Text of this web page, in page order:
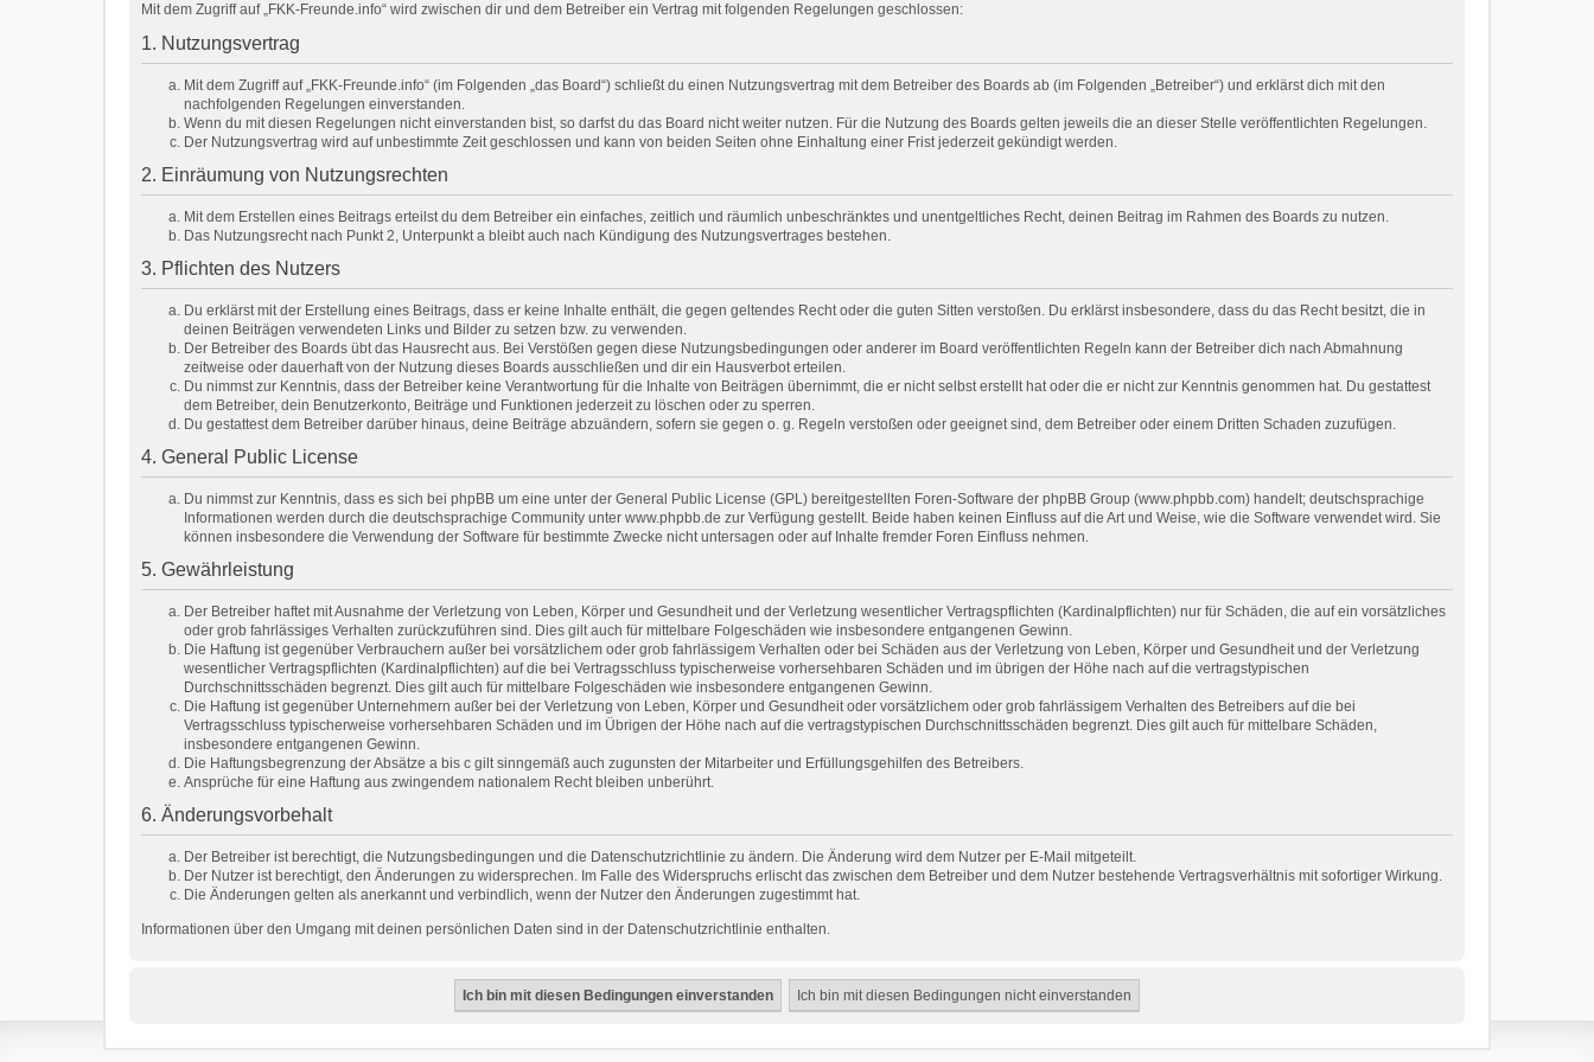
Mit dem Zugriff auf „FKK-Freunde.info“ wird zwischen dir und dem Betreiber ein Vertrag mit folgenden Regelungen geschlossen:
1. Nutzungsvertrag
Mit dem Zugriff auf „FKK-Freunde.info“ (im Folgenden „das Board“) schließt du einen Nutzungsvertrag mit dem Betreiber des Boards ab (im Folgenden „Betreiber“) und erklärst dich mit den
nachfolgenden Regelungen einverstanden.
Wenn du mit diesen Regelungen nicht einverstanden bist, so darfst du das Board nicht weiter nutzen. Für die Nutzung des Boards gelten jeweils die an dieser Stelle veröffentlichten Regelungen.
Der Nutzungsvertrag wird auf unbestimmte Zeit geschlossen und kann von beiden Seiten ohne Einhaltung einer Frist jederzeit gekündigt werden.
2. Einräumung von Nutzungsrechten
Mit dem Erstellen eines Beitrags erteilst du dem Betreiber ein einfaches, zeitlich und räumlich unbeschränktes und unentgeltliches Recht, deinen Beitrag im Rahmen des Boards zu nutzen.
Das Nutzungsrecht nach Punkt 2, Unterpunkt a bleibt auch nach Kündigung des Nutzungsvertrages bestehen.
3. Pflichten des Nutzers
Du erklärst mit der Erstellung eines Beitrags, dass er keine Inhalte enthält, die gegen geltendes Recht oder die guten Sitten verstoßen. Du erklärst insbesondere, dass du das Recht besitzt, die in
deinen Beiträgen verwendeten Links und Bilder zu setzen bzw. zu verwenden.
Der Betreiber des Boards übt das Hausrecht aus. Bei Verstößen gegen diese Nutzungsbedingungen oder anderer im Board veröffentlichten Regeln kann der Betreiber dich nach Abmahnung
zeitweise oder dauerhaft von der Nutzung dieses Boards ausschließen und dir ein Hausverbot erteilen.
Du nimmst zur Kenntnis, dass der Betreiber keine Verantwortung für die Inhalte von Beiträgen übernimmt, die er nicht selbst erstellt hat oder die er nicht zur Kenntnis genommen hat. Du gestattest
dem Betreiber, dein Benutzerkonto, Beiträge und Funktionen jederzeit zu löschen oder zu sperren.
Du gestattest dem Betreiber darüber hinaus, deine Beiträge abzuändern, sofern sie gegen o. g. Regeln verstoßen oder geeignet sind, dem Betreiber oder einem Dritten Schaden zuzufügen.
4. General Public License
Du nimmst zur Kenntnis, dass es sich bei phpBB um eine unter der General Public License (GPL) bereitgestellten Foren-Software der phpBB Group (www.phpbb.com) handelt; deutschsprachige
Informationen werden durch die deutschsprachige Community unter www.phpbb.de zur Verfügung gestellt. Beide haben keinen Einfluss auf die Art und Weise, wie die Software verwendet wird. Sie
können insbesondere die Verwendung der Software für bestimmte Zwecke nicht untersagen oder auf Inhalte fremder Foren Einfluss nehmen.
5. Gewährleistung
Der Betreiber haftet mit Ausnahme der Verletzung von Leben, Körper und Gesundheit und der Verletzung wesentlicher Vertragspflichten (Kardinalpflichten) nur für Schäden, die auf ein vorsätzliches
oder grob fahrlässiges Verhalten zurückzuführen sind. Dies gilt auch für mittelbare Folgeschäden wie insbesondere entgangenen Gewinn.
Die Haftung ist gegenüber Verbrauchern außer bei vorsätzlichem oder grob fahrlässigem Verhalten oder bei Schäden aus der Verletzung von Leben, Körper und Gesundheit und der Verletzung
wesentlicher Vertragspflichten (Kardinalpflichten) auf die bei Vertragsschluss typischerweise vorhersehbaren Schäden und im übrigen der Höhe nach auf die vertragstypischen
Durchschnittsschäden begrenzt. Dies gilt auch für mittelbare Folgeschäden wie insbesondere entgangenen Gewinn.
Die Haftung ist gegenüber Unternehmern außer bei der Verletzung von Leben, Körper und Gesundheit oder vorsätzlichem oder grob fahrlässigem Verhalten des Betreibers auf die bei
Vertragsschluss typischerweise vorhersehbaren Schäden und im Übrigen der Höhe nach auf die vertragstypischen Durchschnittsschäden begrenzt. Dies gilt auch für mittelbare Schäden,
insbesondere entgangenen Gewinn.
Die Haftungsbegrenzung der Absätze a bis c gilt sinngemäß auch zugunsten der Mitarbeiter und Erfüllungsgehilfen des Betreibers.
Ansprüche für eine Haftung aus zwingendem nationalem Recht bleiben unberührt.
6. Änderungsvorbehalt
Der Betreiber ist berechtigt, die Nutzungsbedingungen und die Datenschutzrichtlinie zu ändern. Die Änderung wird dem Nutzer per E-Mail mitgeteilt.
Der Nutzer ist berechtigt, den Änderungen zu widersprechen. Im Falle des Widerspruchs erlischt das zwischen dem Betreiber und dem Nutzer bestehende Vertragsverhältnis mit sofortiger Wirkung.
Die Änderungen gelten als anerkannt und verbindlich, wenn der Nutzer den Änderungen zugestimmt hat.
Informationen über den Umgang mit deinen persönlichen Daten sind in der Datenschutzrichtlinie enthalten.